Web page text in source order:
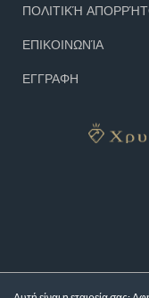
ΠΟΛΙΤΙΚΉ
ΕΠΙΚΟΙΝΩΝΊΑ
ΕΓΓΡΑΦΗ